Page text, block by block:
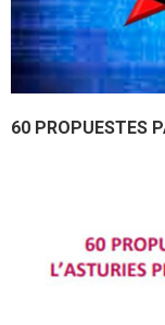
60 PROPUESTES